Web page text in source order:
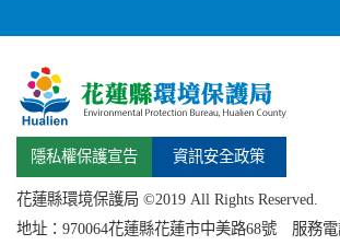
隱私權保護宣告 資訊安全政策
花蓮縣環境保護局 ©2019 All Rights Reserved.
地址： 970064花蓮縣花蓮市中美路68號 服務電